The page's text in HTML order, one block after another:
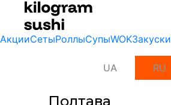
АкцииСетыРоллыСупыWOKЗакуски
UA RU
Полтава